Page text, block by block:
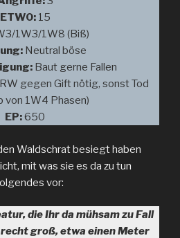
ETW0: 15
1W3/1W8 (Biß)
Neutral böse
Baut gerne Fallen
gegen Gift nötig, sonst Tod
von 1W4 Phasen)
EP:650
Waldschrat besiegt haben
mit was sie es da zu tun
vor:
die Ihr da mühsam zu Fall
groß, etwa einen Meter